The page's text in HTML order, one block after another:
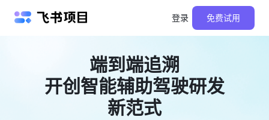
登录 免费试用
端到端追溯
开创智能辅助驾驶研发
新范式